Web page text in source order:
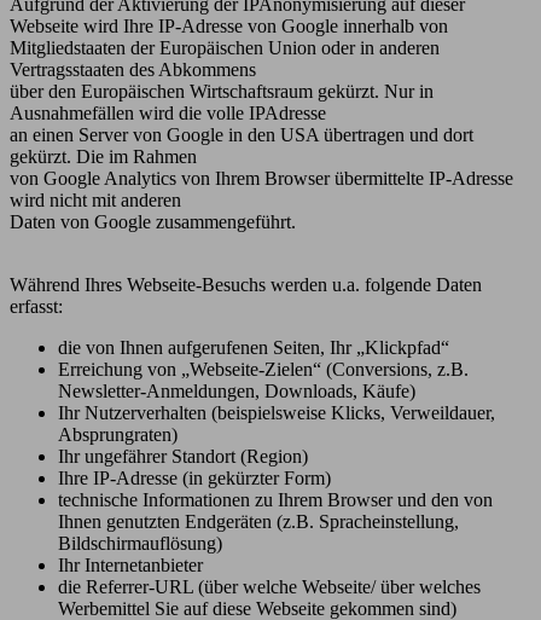
Webseite wird Ihre IP-Adresse von Google innerhalb von
Mitgliedstaaten der Europäischen Union oder in anderen
Vertragsstaaten des Abkommens
über den Europäischen Wirtschaftsraum gekürzt. Nur in
Ausnahmefällen wird die volle IPAdresse
an einen Server von Google in den USA übertragen und dort
gekürzt. Die im Rahmen
von Google Analytics von Ihrem Browser übermittelte IP-Adresse
wird nicht mit anderen
Daten von Google zusammengeführt.
Während Ihres Webseite-Besuchs werden u.a. folgende Daten
erfasst:
die von Ihnen aufgerufenen Seiten, Ihr „Klickpfad“
Erreichung von „Webseite-Zielen“ (Conversions, z.B.
Newsletter-Anmeldungen, Downloads, Käufe)
Ihr Nutzerverhalten (beispielsweise Klicks, Verweildauer,
Absprungraten)
Ihr ungefährer Standort (Region)
Ihre IP-Adresse (in gekürzter Form)
technische Informationen zu Ihrem Browser und den von
Ihnen genutzten Endgeräten (z.B. Spracheinstellung,
Bildschirmauflösung)
Ihr Internetanbieter
die Referrer-URL (über welche Webseite/ über welches
Werbemittel Sie auf diese Webseite gekommen sind)